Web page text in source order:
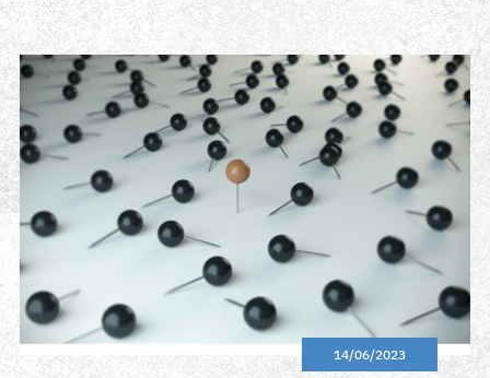
14/06/2023